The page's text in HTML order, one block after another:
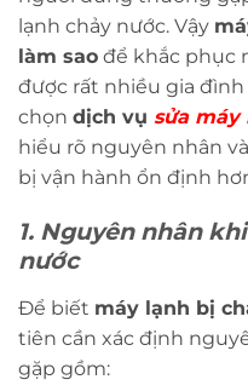
lạnh chảy nước. Vậy
làm sao để khắc phục
được rất nhiều gia
chọn dịch vụ sửa máy
hiểu rõ nguyên nhân
bị vận hành ổn định
1. Nguyên nhân
nước
Để biết máy lạnh bị
tiên cần xác định
gặp gồm: